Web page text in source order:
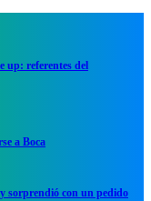
up: referentes del
a Boca
sorprendió con un pedido